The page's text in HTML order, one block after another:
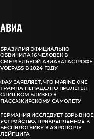
АВИА
БРАЗИЛИЯ ОФИЦИАЛЬНО
ОБВИНИЛА 16 ЧЕЛОВЕК В
СМЕРТЕЛЬНОЙ АВИАКАТАСТРОФЕ
VOEPASS В 2024 ГОДУ
ФАУ ЗАЯВЛЯЕТ, ЧТО MARINE ONE
ТРАМПА НЕНАДОЛГО ПРОЛЕТЕЛ
СЛИШКОМ БЛИЗКО К
ПАССАЖИРСКОМУ САМОЛЕТУ
ГЕРМАНИЯ ИССЛЕДУЕТ ВЗРЫВНОЕ
УСТРОЙСТВО, ПРИКРЕПЛЕННОЕ К
БЕСПИЛОТНИКУ В АЭРОПОРТУ
ЛЕЙПЦИГА